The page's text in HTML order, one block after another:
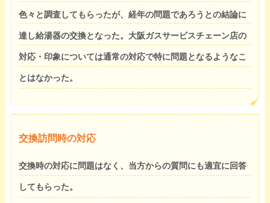
色々と調査してもらったが、経年の問題であろうとの結論に
達し給湯器の交換となった。大阪ガスサービスチェーン店の
対応・印象については通常の対応で特に問題となるようなこ
とはなかった。
交換訪問時の対応
交換時の対応に問題はなく、当方からの質問にも適宜に回答
してもらった。